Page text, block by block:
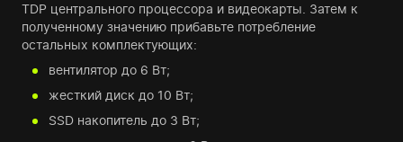
TDP центрального процессора и видеокарты. Затем к
полученному значению прибавьте потребление
остальных комплектующих:
вентилятор до 6 Вт;
жесткий диск до 10 Вт;
SSD накопитель до 3 Вт;